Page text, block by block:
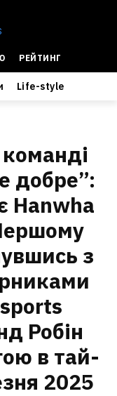
РЕЙТИНГ
Life-style
добре”:
Hanwha
з
Робін
в тай-
2025